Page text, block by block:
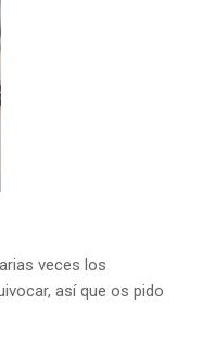
veces los
así que os pido